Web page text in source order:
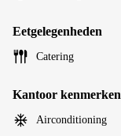
Eetgelegenheden
Catering
Kantoor kenmerken
Airconditioning